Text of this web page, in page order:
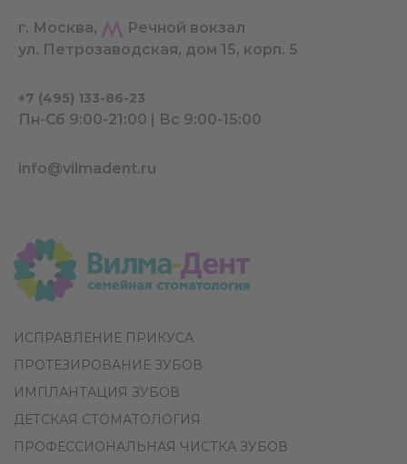
г. Москва,
Речной вокзал
ул. Петрозаводская, дом 15, корп. 5
+7 (495) 133-86-23
Пн-Сб 9:00-21:00 | Вс 9:00-15:00
info@vilmadent.ru
ИСПРАВЛЕНИЕ ПРИКУСА
ПРОТЕЗИРОВАНИЕ ЗУБОВ
ИМПЛАНТАЦИЯ ЗУБОВ
ДЕТСКАЯ СТОМАТОЛОГИЯ
ПРОФЕССИОНАЛЬНАЯ ЧИСТКА ЗУБОВ